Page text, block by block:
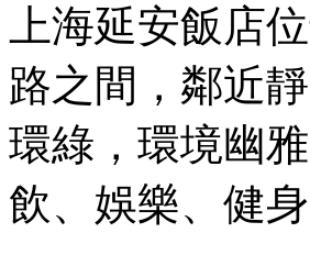
上海延安飯店
路之間，鄰近
環綠，環境幽
飲、娛樂、健